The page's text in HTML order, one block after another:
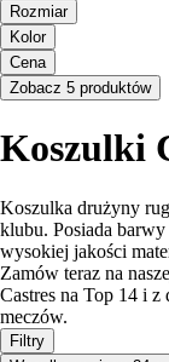
Rozmiar
Kolor
Cena
Zobacz 5 produktów
Koszulki
Koszulka drużyny
klubu. Posiada
wysokiej jakości
Zamów teraz na
Castres na Top 14 i z
meczów.
Filtry